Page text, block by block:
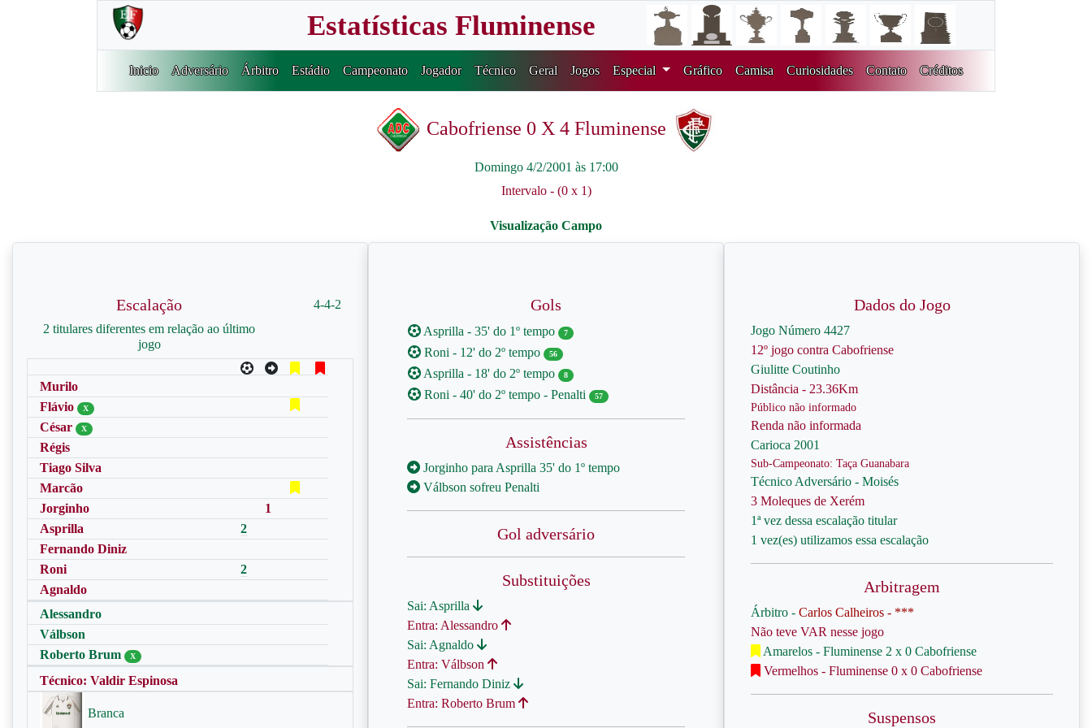
Estatísticas Fluminense
Inicio Adversário Árbitro Estádio Campeonato Jogador Técnico Geral Jogos Especial Gráfico Camisa Curiosidades Contato Créditos
Cabofriense 0 X 4 Fluminense
Domingo 4/2/2001 às 17:00
Intervalo - (0 x 1)
Escalação
2 titulares diferentes em relação ao último
jogo
4-4-2
Murilo
Flávio
X
César X
Régis
Tiago Silva
Marcão
Jorginho
1
Asprilla
2
Fernando Diniz
Roni
2
Agnaldo
Alessandro
Válbson
Roberto Brum
X
Técnico: Valdir Espinosa
Branca
Gols
Asprilla - 35' do 1º tempo 7
Roni - 12' do 2º tempo 56
Asprilla - 18' do 2º tempo 8
Roni - 40' do 2º tempo - Penalti 57
Assistências
Jorginho para Asprilla 35' do 1º tempo
Válbson sofreu Penalti
Gol adversário
Substituições
Sai: Asprilla
Entra: Alessandro
Sai: Agnaldo
Entra: Válbson
Sai: Fernando Diniz
Entra: Roberto Brum
Dados do Jogo
Jogo Número 4427
12º jogo contra Cabofriense
Giulitte Coutinho
Distância - 23.36Km
Público não informado
Renda não informada
Carioca 2001
Sub-Campeonato: Taça Guanabara
Técnico Adversário - Moisés
3 Moleques de Xerém
1ª vez dessa escalação titular
1 vez(es) utilizamos essa escalação
Arbitragem
Árbitro - Carlos Calheiros - ***
Não teve VAR nesse jogo
Amarelos - Fluminense 2 x 0 Cabofriense
Vermelhos - Fluminense 0 x 0 Cabofriense
Suspensos